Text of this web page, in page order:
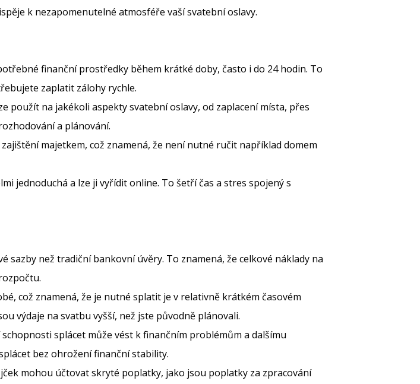
k nezapomenutelné atmosféře vaší svatební oslavy.
finanční prostředky během krátké doby, často i do 24 hodin. To
zaplatit zálohy rychle.
použít na jakékoli aspekty svatební oslavy, od zaplacení místa, přes
a plánování.
majetkem, což znamená, že není nutné ručit například domem
jednoduchá a lze ji vyřídit online. To šetří čas a stres spojený s
sazby než tradiční bankovní úvěry. To znamená, že celkové náklady na
což znamená, že je nutné splatit je v relativně krátkém časovém
výdaje na svatbu vyšší, než jste původně plánovali.
splácet může vést k finančním problémům a dalšímu
bez ohrožení finanční stability.
mohou účtovat skryté poplatky, jako jsou poplatky za zpracování